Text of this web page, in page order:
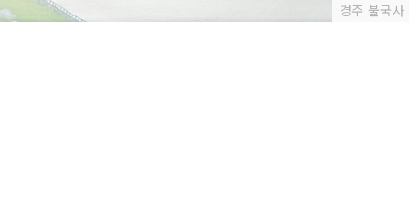
경주 불국사